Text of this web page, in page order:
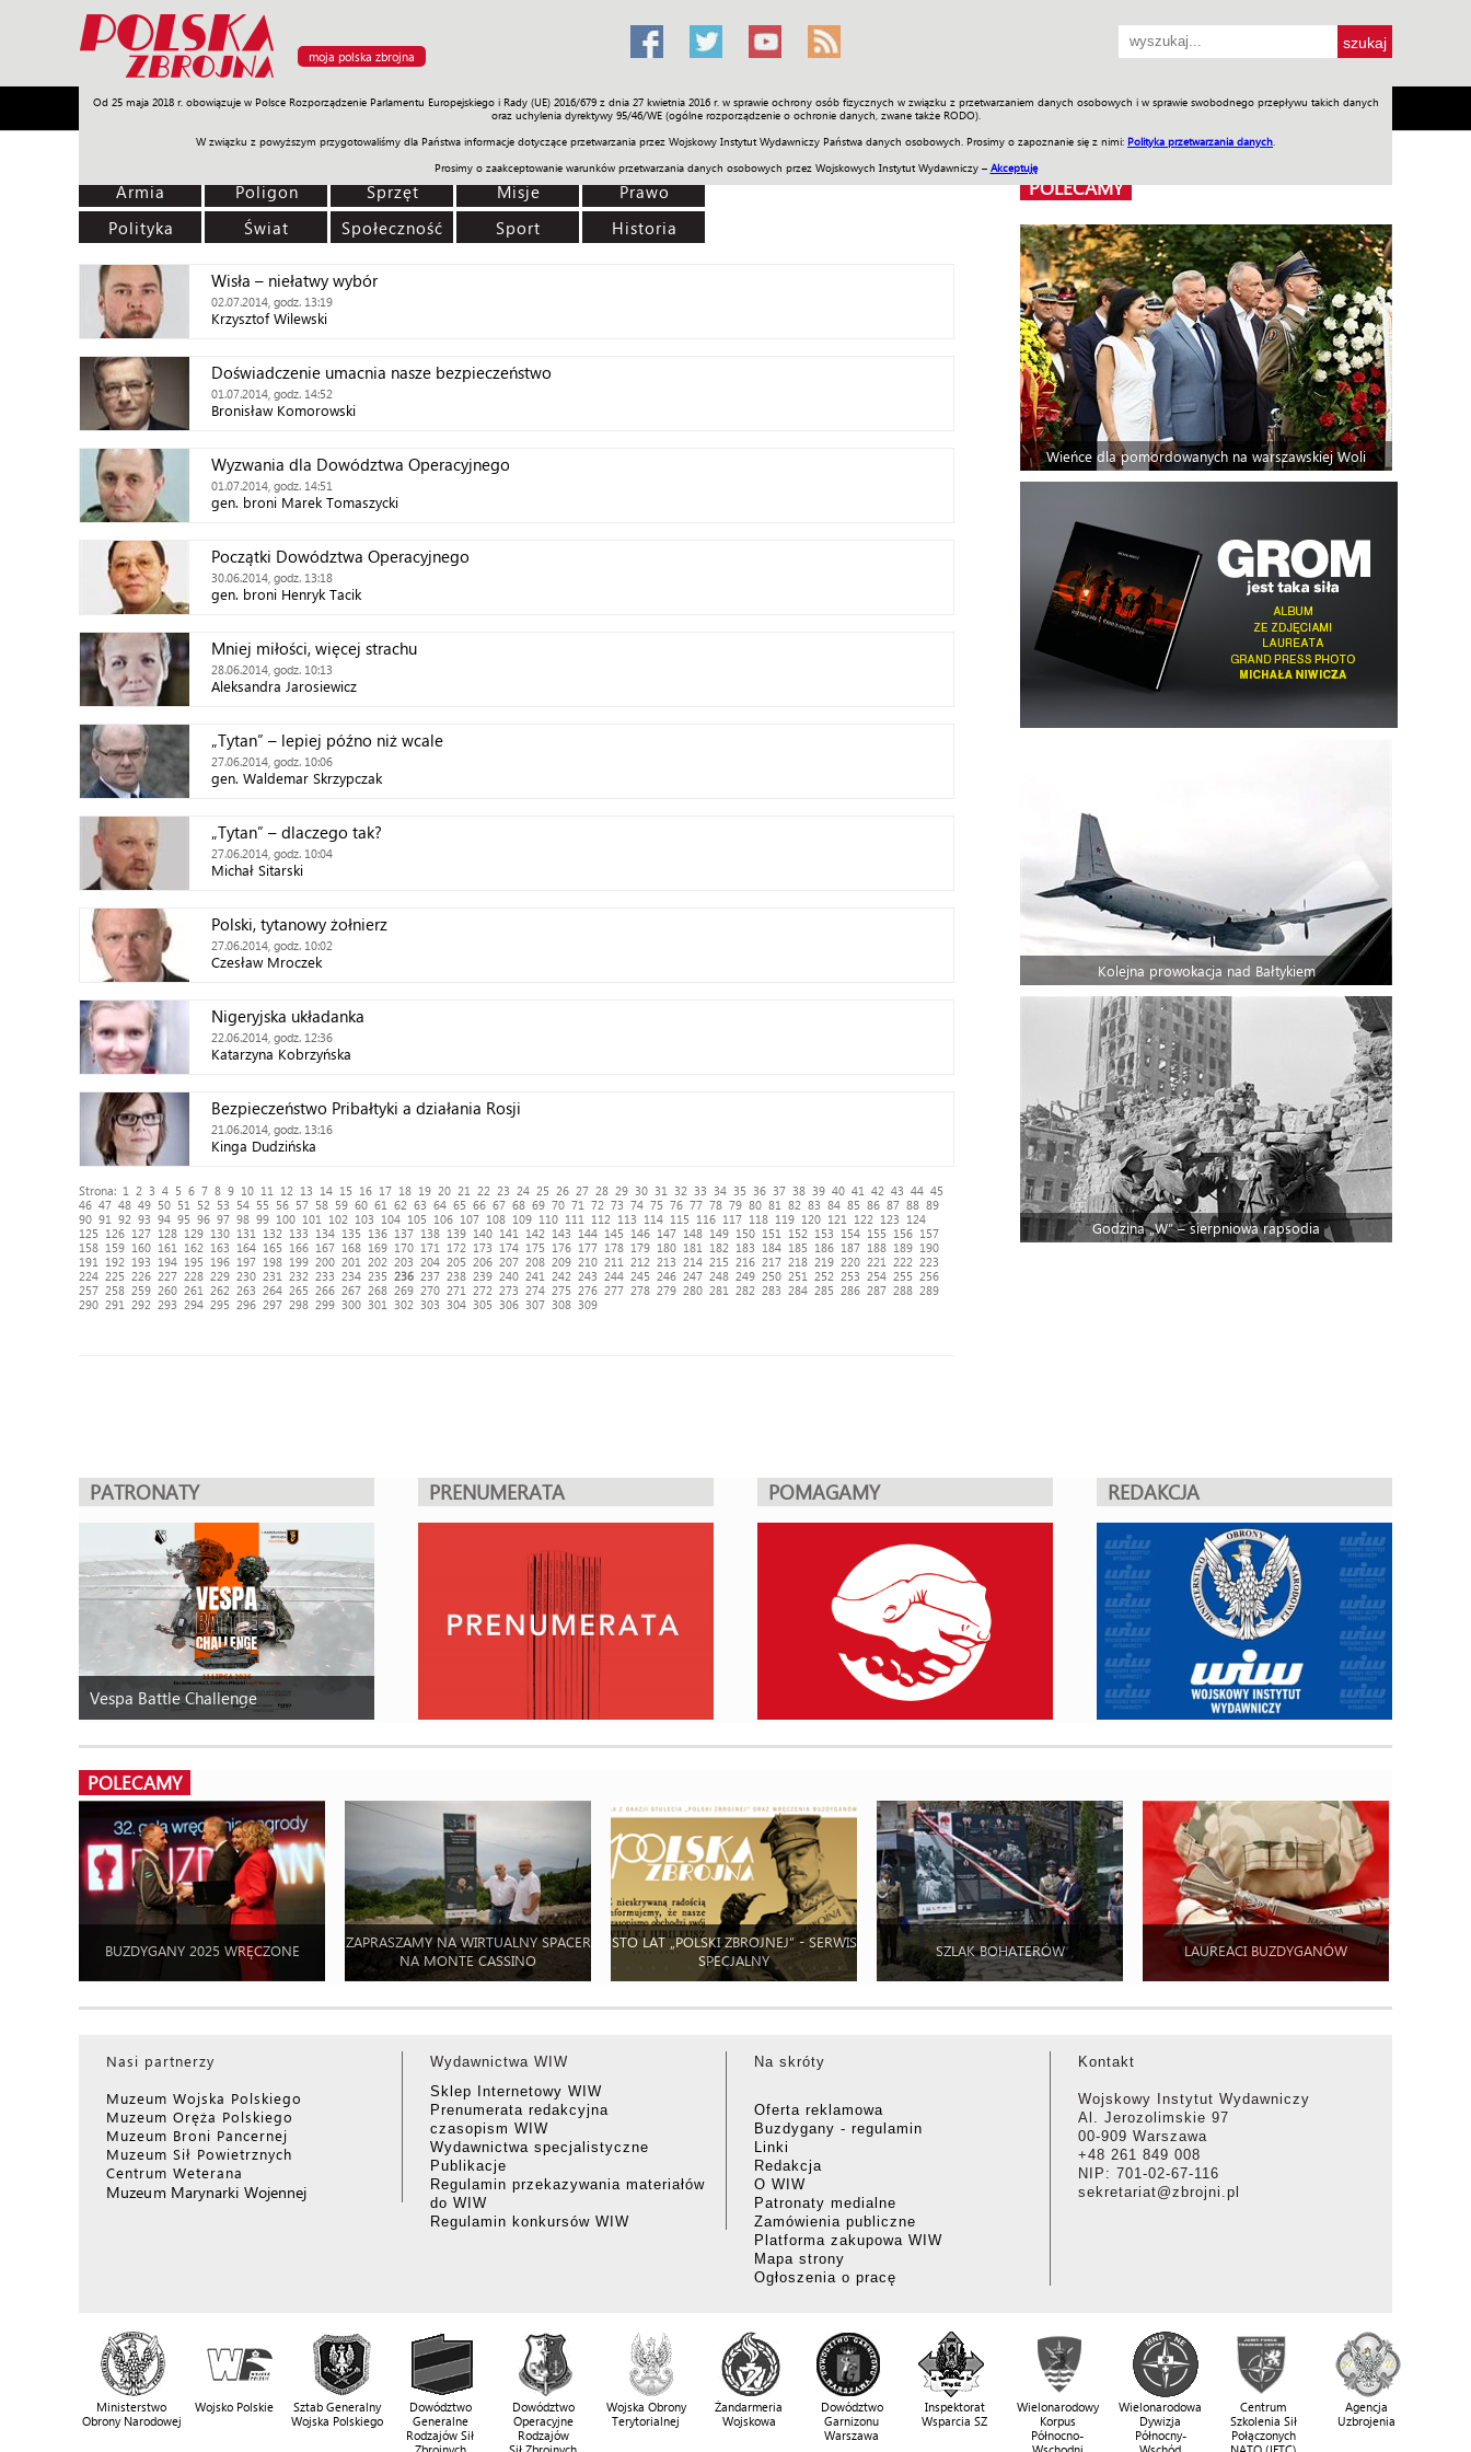
moja polska zbrojna
Od 25 maja 2018 r. obowiązuje w Polsce Rozporządzenie Parlamentu Europejskiego i Rady (UE) 2016/679 z dnia 27 kwietnia 2016 r. w sprawie ochrony osób fizycznych w związku z przetwarzaniem danych osobowych i w sprawie swobodnego przepływu takich danych
oraz uchylenia dyrektywy 95/46/WE (ogólne rozporządzenie o ochronie danych, zwane także RODO).
W związku z powyższym przygotowaliśmy dla Państwa informacje dotyczące przetwarzania przez Wojskowy Instytut Wydawniczy Państwa danych osobowych. Prosimy o zapoznanie się z nimi: Polityka przetwarzania danych
Prosimy o zaakceptowanie warunków przetwarzania danych osobowych przez Wojskowych Instytut Wydawniczy – Akceptuję
Armia Poligon Sprzęt Misje Polityka Prawo Świat Społeczność Sport Historia Galerie Wideo ENGLISH SKLEP Jednodniówki Praca w WIW
Armia Poligon Sprzęt Misje
Prawo
Polityka
Świat Społeczność Sport Historia
Wisła – niełatwy wybór
02.07.2014, godz. 13:19
Krzysztof Wilewski
Doświadczenie umacnia nasze bezpieczeństwo
01.07.2014, godz. 14:52
Bronisław Komorowski
Wyzwania dla Dowództwa Operacyjnego
01.07.2014, godz. 14:51
gen. broni Marek Tomaszycki
Początki Dowództwa Operacyjnego
30.06.2014, godz. 13:18
gen. broni Henryk Tacik
Mniej miłości, więcej strachu
28.06.2014, godz. 10:13
Aleksandra Jarosiewicz
„Tytan” – lepiej późno niż wcale
27.06.2014, godz. 10:06
gen. Waldemar Skrzypczak
„Tytan” – dlaczego tak?
27.06.2014, godz. 10:04
Michał Sitarski
Polski, tytanowy żołnierz
27.06.2014, godz. 10:02
Czesław Mroczek
Nigeryjska układanka
22.06.2014, godz. 12:36
Katarzyna Kobrzyńska
Bezpieczeństwo Pribałtyki a działania Rosji
21.06.2014, godz. 13:16
Kinga Dudzińska
Strona: 1 2 3 4 5 6 7 8 9 10 11 12 13 14 15 16 17 18 19 20 21 22 23 24 25 26 27 28 29 30 31 32 33 34 35 36 37 38 39 40 41 42 43 44 45
46 47 48 49 50 51 52 53 54 55 56 57 58 59 60 61 62 63 64 65 66 67 68 69 70 71 72 73 74 75 76 77 78 79 80 81 82 83 84 85 86 87 88 89
90 91 92 93 94 95 96 97 98 99 100 101 102 103 104 105 106 107 108 109 110 111 112 113 114 115 116 117 118 119 120 121 122 123
124
125
126 127 128 129 130 131 132 133 134 135 136 137 138 139 140 141 142 143 144 145 146 147 148 149 150 151 152 153 154 155 156 157
158 159 160 161 162 163 164 165 166 167 168 169 170 171 172 173 174 175 176 177 178 179 180 181 182 183 184 185 186 187 188 189 190
191
192 193 194 195 196 197 198 199 200 201 202 203 204 205 206 207 208 209 210 211 212 213 214 215 216 217 218 219 220 221 222
223
224 225 226 227 228 229 230 231 232 233 234 235 236 237 238 239 240 241 242 243 244 245 246 247 248 249 250 251 252 253 254 255
256
257 258 259 260 261 262 263 264 265 266 267 268 269 270 271 272 273 274 275 276 277 278 279 280 281 282 283 284 285 286 287 288 289
290 291 292 293 294 295 296 297 298 299 300 301 302 303 304 305 306 307 308 309
POLECAMY
Wieńce dla pomordowanych na warszawskiej Woli
Kolejna prowokacja nad Bałtykiem
Godzina „W” – sierpniowa rapsodia
PATRONATY
Vespa Battle Challenge
PRENUMERATA POMAGAMY REDAKCJA
POLECAMY
BUZDYGANY 2025 WRĘCZONE
ZAPRASZAMY NA WIRTUALNY SPACER
NA MONTE CASSINO
STO LAT „POLSKI ZBROJNEJ” - SERWIS
SPECJALNY
SZLAK BOHATERÓW LAUREACI BUZDYGANÓW
Nasi partnerzy
Muzeum Wojska Polskiego
Muzeum Oręża Polskiego
Muzeum Broni Pancernej
Muzeum Sił Powietrznych
Centrum Weterana
Muzeum Marynarki Wojennej
Wydawnictwa WIW
Sklep Internetowy WIW
Prenumerata redakcyjna
czasopism WIW
Wydawnictwa specjalistyczne
Publikacje
Regulamin przekazywania materiałów
do WIW
Regulamin konkursów WIW
Na skróty
Oferta reklamowa
Buzdygany - regulamin
Linki
Redakcja
O WIW
Patronaty medialne
Zamówienia publiczne
Platforma zakupowa WIW
Mapa strony
Ogłoszenia o pracę
Kontakt
Wojskowy Instytut Wydawniczy
Al. Jerozolimskie 97
00-909 Warszawa
+48 261 849 008
NIP: 701-02-67-116
sekretariat@zbrojni.pl
Ministerstwo
Obrony Narodowej
Wojsko Polskie
Sztab Generalny
Wojska Polskiego
Dowództwo
Generalne
Rodzajów Sił
Dowództwo
Operacyjne
Rodzajów
Wojska Obrony
Terytorialnej
Żandarmeria
Wojskowa
Dowództwo
Garnizonu
Warszawa
Inspektorat
Wsparcia SZ
Wielonarodowy
Korpus
Północno-
Wielonarodowa
Dywizja
Północny-
Centrum
Szkolenia Sił
Połączonych
Agencja
Uzbrojenia